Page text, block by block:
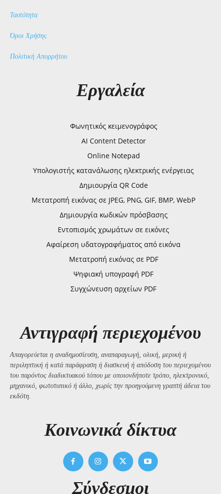
Ταυτότητα
Όροι Χρήσης
Πολιτική Απορρήτου
Εργαλεία
Φωνητικός κειμενογράφος
AI Content Detector
Online Notepad
Υπολογιστής κατανάλωσης ηλεκτρικής ενέργειας
Δημιουργία QR Code
Μετατροπή εικόνας σε JPEG, PNG, GIF, BMP, WebP
Δημιουργία κωδικών πρόσβασης
Εντοπισμός χρωμάτων σε εικόνες
Αφαίρεση υδατογραφήματος από εικόνα
Μετατροπή εικόνας σε PDF
Ψηφιακή υπογραφή PDF
Συγχώνευση αρχείων PDF
Αντιγραφή περιεχομένου
Απαγορεύεται η αναδημοσίευση, αναπαραγωγή, ολική, μερική ή
περιληπτική ή κατά παράφραση ή διασκευή ή απόδοση του περιεχομένου
του παρόντος διαδικτυακού τόπου με οποιονδήποτε τρόπο, ηλεκτρονικό,
μηχανικό, φωτοτυπικό ή άλλο, χωρίς την προηγούμενη γραπτή άδεια του
εκδότη.
Kοινωνικά δίκτυα
Σύνδεσμοι